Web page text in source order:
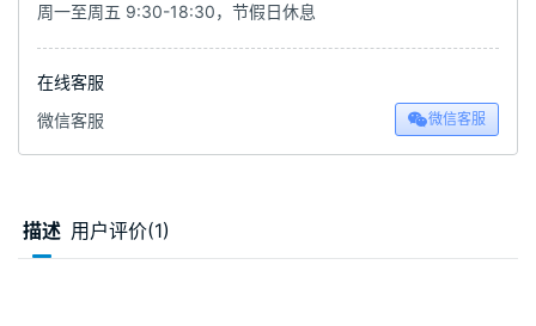
周一至周五 9:30-18:30，节假日休息
在线客服
微信客服
微信客服
描述 用户评价(1)
00:00 / 00:50